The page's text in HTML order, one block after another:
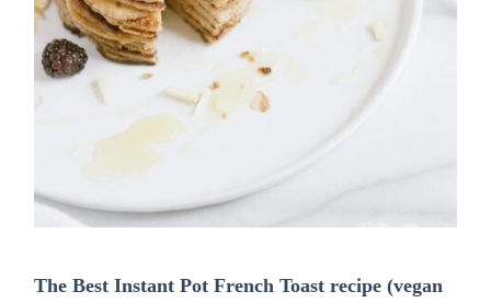
The Best Instant Pot French Toast recipe (vegan